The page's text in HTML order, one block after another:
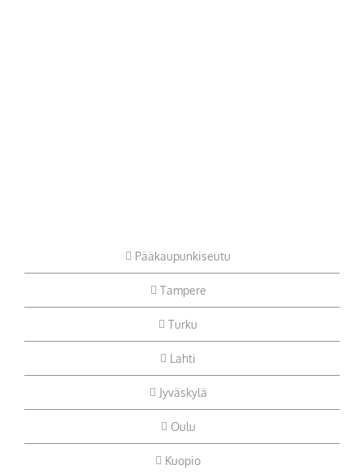
Pääkaupunkiseutu
Tampere
Turku
Lahti
Jyväskylä
Oulu
Kuopio